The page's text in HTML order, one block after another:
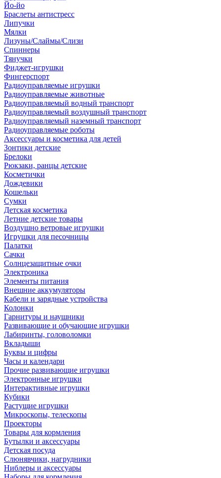
Йо-йо
Браслеты антистресс
Липучки
Мялки
Лизуны/Слаймы/Слизи
Спиннеры
Тянучки
Фиджет-игрушки
Фингерспорт
Радиоуправляемые игрушки
Радиоуправляемые животные
Радиоуправляемый водный транспорт
Радиоуправляемый воздушный транспорт
Радиоуправляемый наземный транспорт
Радиоуправляемые роботы
Аксессуары и косметика для детей
Зонтики детские
Брелоки
Рюкзаки, ранцы детские
Косметички
Дождевики
Кошельки
Сумки
Детская косметика
Летние детские товары
Воздушно ветровые игрушки
Игрушки для песочницы
Палатки
Сачки
Солнцезащитные очки
Электроника
Элементы питания
Внешние аккумуляторы
Кабели и зарядные устройства
Колонки
Гарнитуры и наушники
Развивающие и обучающие игрушки
Лабиринты, головоломки
Вкладыши
Буквы и цифры
Часы и календари
Прочие развивающие игрушки
Электронные игрушки
Интерактивные игрушки
Кубики
Растущие игрушки
Микроскопы, телескопы
Проекторы
Товары для кормления
Бутылки и аксессуары
Детская посуда
Слюнявчики, нагрудники
Ниблеры и аксессуары